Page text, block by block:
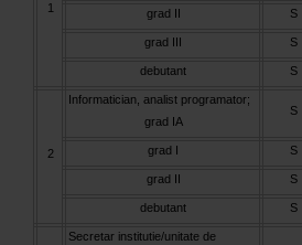
1 grad II S
grad III S
debutant S
2
Informatician, analist programator;
grad IA
S
grad I S
grad II S
debutant S
Secretar institutie/unitate de